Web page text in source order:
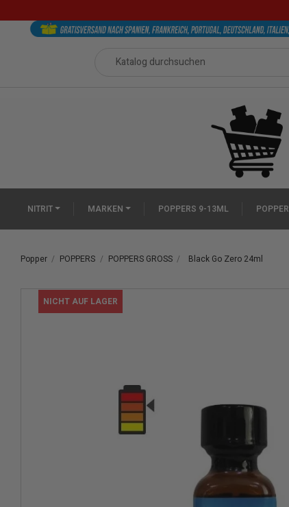
NITRIT MARKEN POPPERS 9-13ML
Popper POPPERS POPPERS GROSS Black Go Zero 24ml
NICHT AUF LAGER